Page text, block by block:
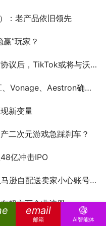
：老产品依旧领先
”玩家？
TikTok或将与沃尔玛展开合作
驻第三届全球互联网产业CEO大会展位
新变量
二次元游戏急踩刹车？
亿冲击IPO
自配送卖家小心账号被关
超六万企业注册
email
邮箱 Ai智能体